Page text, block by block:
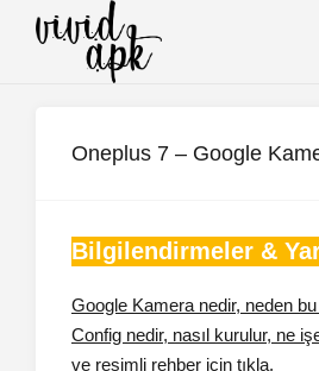
Oneplus 7 – Google
Bilgilendirmeler &
Google Kamera nedir, neden
Config nedir, nasıl kurulur, ne
ve resimli rehber için tıkla.